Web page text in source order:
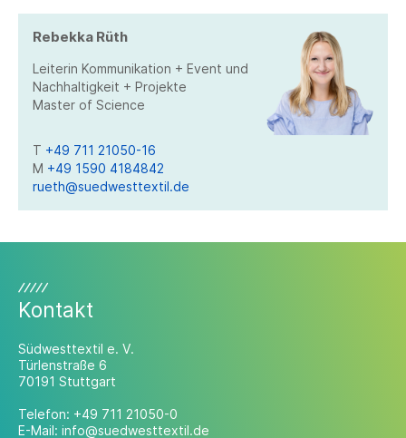
Rebekka Rüth
Leiterin Kommunikation + Event und
Nachhaltigkeit + Projekte
Master of Science
T +49 711 21050-16
M +49 1590 4184842
rueth@suedwesttextil.de
Kontakt
Südwesttextil e. V.
Türlenstraße 6
70191 Stuttgart
Telefon: +49 711 21050-0
E-Mail: info@suedwesttextil.de